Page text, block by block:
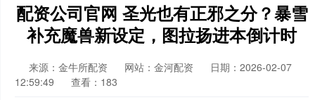
配资公司官网 圣光也有正邪之分？暴雪
补充魔兽新设定，图拉扬进本倒计时
来源：金牛所配资 网站：金河配资
日期：2026-02-07
12:59:49
查看：183